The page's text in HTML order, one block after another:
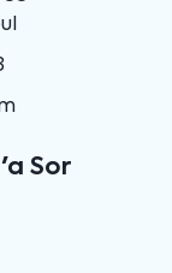
Sor